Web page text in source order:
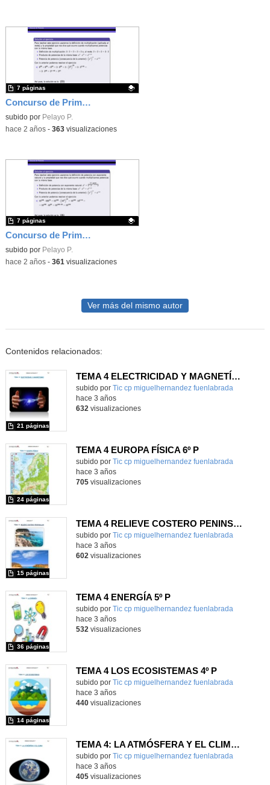
Concurso de Primavera - 2017 - Fase 1 - Nivel 3 - Ejercicio 20
Contenido educativo.
subido por Pelayo P.
7 páginas
-hace 2 años- 363visualizaciones
Concurso de Primavera - 2018 - Fase 1 - Nivel 3 - Ejercicio 5
Contenido educativo.
subido por Pelayo P.
7 páginas
-hace 2 años- 361 visualizaciones
Ver más del mismo autor
Contenidos relacionados:
TEMA 4 ELECTRICIDAD Y MAGNETÍSMO 6º P
Contenido educativo.
subido por Tic cp miguelhernandez fuenlabrada
21 páginas
hace 3 años
632 visualizaciones
TEMA 4 EUROPA FÍSICA 6º P
Contenido educativo.
subido por Tic cp miguelhernandez fuenlabrada
24 páginas
hace 3 años
705visualizaciones
TEMA 4 RELIEVE COSTERO PENINSULAR 5º P
Contenido educativo.
subido por Tic cp miguelhernandez fuenlabrada
15 páginas
hace 3 años
602 visualizaciones
TEMA 4 ENERGÍA 5º P
Contenido educativo.
subido por Tic cp miguelhernandez fuenlabrada
36 páginas
hace 3 años
532 visualizaciones
TEMA 4 LOS ECOSISTEMAS 4º P
Contenido educativo.
subido por Tic cp miguelhernandez fuenlabrada
14 páginas
hace 3 años
440visualizaciones
TEMA 4: LA ATMÓSFERA Y EL CLIMA 4º P
Contenido educativo.
subido por Tic cp miguelhernandez fuenlabrada
hace 3 años
405visualizaciones